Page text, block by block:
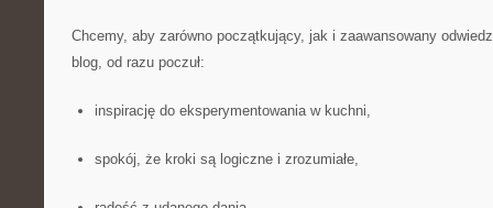
Chcemy, aby zarówno początkujący, jak i zaawansowany
blog, od razu poczuł:
inspirację do eksperymentowania w kuchni,
spokój, że kroki są logiczne i zrozumiałe,